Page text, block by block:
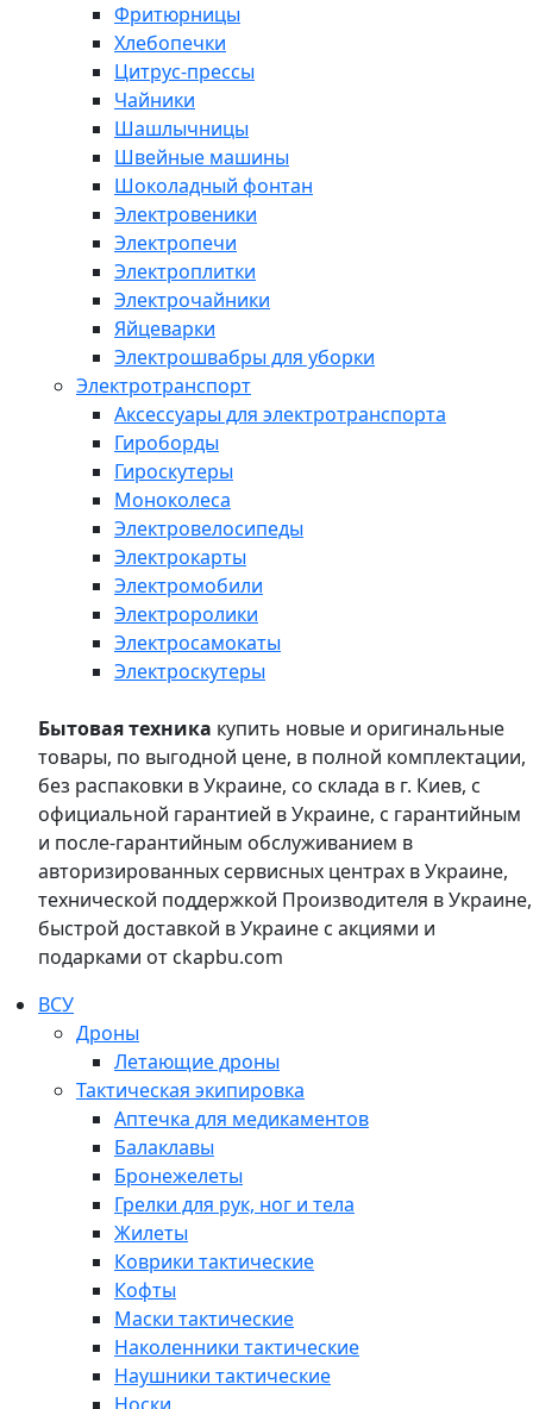
Фритюрницы
Хлебопечки
Цитрус-прессы
Чайники
Шашлычницы
Швейные машины
Шоколадный фонтан
Электровеники
Электропечи
Электроплитки
Электрочайники
Яйцеварки
Электрошвабры для уборки
Электротранспорт
Аксессуары для электротранспорта
Гироборды
Гироскутеры
Моноколеса
Электровелосипеды
Электрокарты
Электромобили
Электроролики
Электросамокаты
Электроскутеры
Бытовая техника купить новые и оригинальные
товары, по выгодной цене, в полной комплектации,
без распаковки в Украине, со склада в г. Киев, с
официальной гарантией в Украине, с гарантийным
и после-гарантийным обслуживанием в
авторизированных сервисных центрах в Украине,
технической поддержкой Производителя в Украине,
быстрой доставкой в Украине с акциями и
подарками от ckapbu.com
ВСУ
Дроны
Летающие дроны
Тактическая экипировка
Аптечка для медикаментов
Балаклавы
Бронежелеты
Грелки для рук, ног и тела
Жилеты
Коврики тактические
Кофты
Маски тактические
Наколенники тактические
Наушники тактические